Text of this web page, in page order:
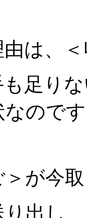
は、
足り
ので
＞が今
出し